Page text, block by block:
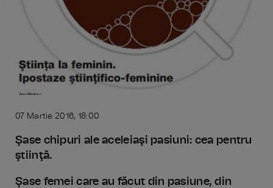
07 Martie 2016, 18:00
Şase chipuri ale aceleiaşi pasiuni: cea pentru
ştiinţă.
Şase femei care au făcut din pasiune, din